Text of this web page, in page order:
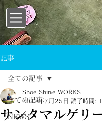
記事
全ての記事
NEWS
全ての記事
サンタマルゲリ
Shoe Shine WORKS
2019年7月25日 読了時間: